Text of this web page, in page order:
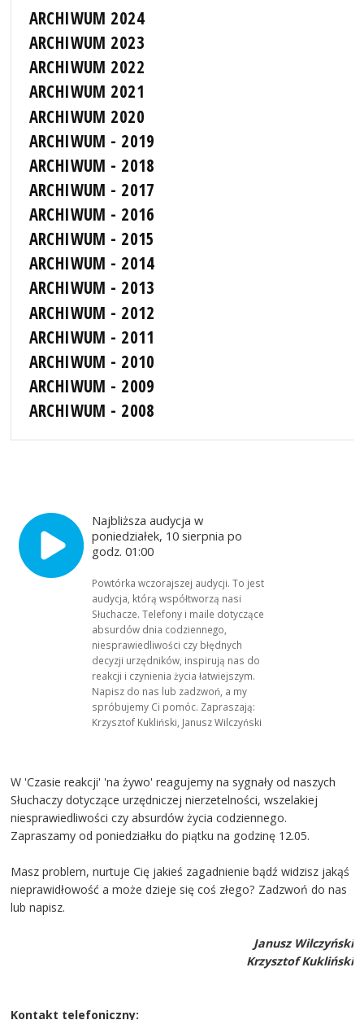
ARCHIWUM 2024
ARCHIWUM 2023
ARCHIWUM 2022
ARCHIWUM 2021
ARCHIWUM 2020
ARCHIWUM - 2019
ARCHIWUM - 2018
ARCHIWUM - 2017
ARCHIWUM - 2016
ARCHIWUM - 2015
ARCHIWUM - 2014
ARCHIWUM - 2013
ARCHIWUM - 2012
ARCHIWUM - 2011
ARCHIWUM - 2010
ARCHIWUM - 2009
ARCHIWUM - 2008
Najbliższa audycja w
poniedziałek, 10 sierpnia po
godz. 01:00
Powtórka wczorajszej audycji. To jest
audycja, którą współtworzą nasi
Słuchacze. Telefony i maile dotyczące
absurdów dnia codziennego,
niesprawiedliwości czy błędnych
decyzji urzędników, inspirują nas do
reakcji i czynienia życia łatwiejszym.
Napisz do nas lub zadzwoń, a my
spróbujemy Ci pomóc. Zapraszają:
Krzysztof Kukliński, Janusz Wilczyński
W 'Czasie reakcji' 'na żywo' reagujemy na sygnały od naszych
Słuchaczy dotyczące urzędniczej nierzetelności, wszelakiej
niesprawiedliwości czy absurdów życia codziennego.
Zapraszamy od poniedziałku do piątku na godzinę 12.05.
Masz problem, nurtuje Cię jakieś zagadnienie bądź widzisz jakąś
nieprawidłowość a może dzieje się coś złego? Zadzwoń do nas
lub napisz.
Janusz Wilczyński
Krzysztof Kukliński
Kontakt telefoniczny: